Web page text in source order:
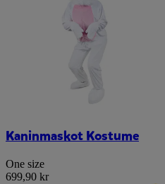
Kaninmaskot Kostume
One size
699,90 kr